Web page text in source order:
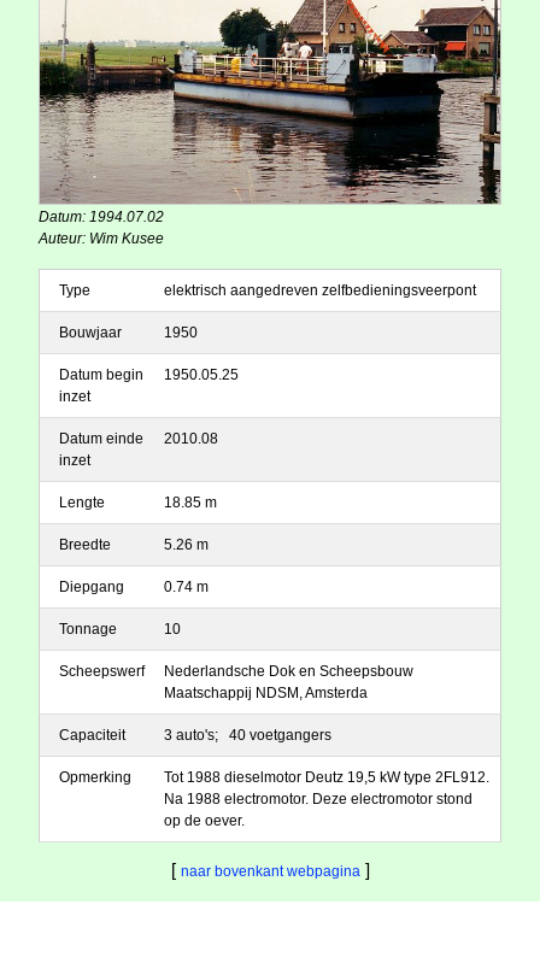
Datum: 1994.07.02
Auteur: Wim Kusee
Type elektrisch aangedreven zelfbedieningsveerpont
Bouwjaar 1950
Datum begin
inzet
1950.05.25
Datum einde
inzet
2010.08
Lengte 18.85 m
Breedte 5.26 m
Diepgang 0.74 m
Tonnage 10
Scheepswerf
Nederlandsche Dok en Scheepsbouw
Maatschappij NDSM, Amsterda
Capaciteit 3 auto's; 40 voetgangers
Opmerking
Tot 1988 dieselmotor Deutz 19,5 kW type 2FL912.
Na 1988 electromotor. Deze electromotor stond
op de oever.
[ naar bovenkant webpagina ]